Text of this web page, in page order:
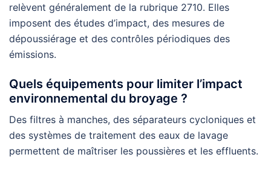
relèvent généralement de la rubrique 2710. Elles
imposent des études d’impact, des mesures de
dépoussiérage et des contrôles périodiques des
émissions.
Quels équipements pour limiter l’impact
environnemental du broyage ?
Des filtres à manches, des séparateurs cycloniques et
des systèmes de traitement des eaux de lavage
permettent de maîtriser les poussières et les effluents.